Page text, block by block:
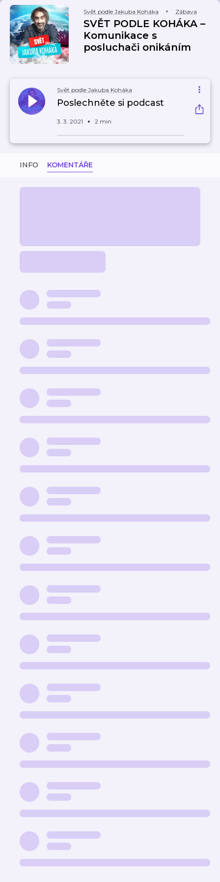
Svět podle Jakuba Koháka Zábava
SVĚT PODLE KOHÁKA –
Komunikace s
posluchači onikáním
Svět podle Jakuba Koháka
Poslechněte si podcast
3. 3. 2021 2 min
INFO KOMENTÁŘE